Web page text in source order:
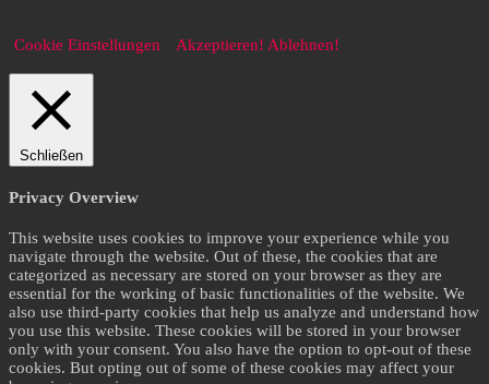
Cookie Einstellungen Akzeptieren! Ablehnen!
Schließen
Privacy Overview
This website uses cookies to improve your experience while you
navigate through the website. Out of these, the cookies that are
categorized as necessary are stored on your browser as they are
essential for the working of basic functionalities of the website. We
also use third-party cookies that help us analyze and understand how
you use this website. These cookies will be stored in your browser
only with your consent. You also have the option to opt-out of these
cookies. But opting out of some of these cookies may affect your